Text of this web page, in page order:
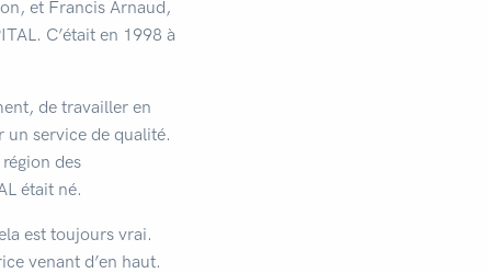
et Francis Arnaud,
C’était en 1998 à
de travailler en
service de qualité.
des
était né.
est toujours vrai.
venant d’en haut.